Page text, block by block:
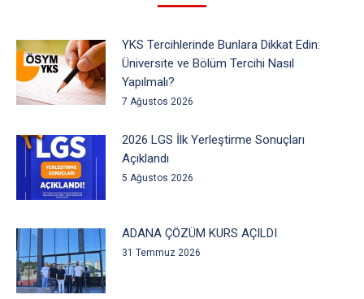
YKS Tercihlerinde Bunlara Dikkat Edin:
Üniversite ve Bölüm Tercihi Nasıl
Yapılmalı?
7 Ağustos 2026
2026 LGS İlk Yerleştirme Sonuçları
Açıklandı
5 Ağustos 2026
ADANA ÇÖZÜM KURS AÇILDI
31 Temmuz 2026